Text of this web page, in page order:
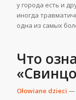
у города есть и
иногда
одна из самых
Что
Ołowiane dzieci —